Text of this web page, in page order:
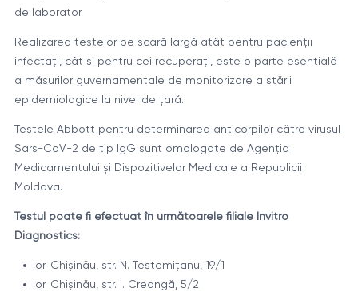
de laborator.
Realizarea testelor pe scară largă atât pentru pacienții
infectați, cât și pentru cei recuperați, este o parte esențială
a măsurilor guvernamentale de monitorizare a stării
epidemiologice la nivel de țară.
Testele Abbott pentru determinarea anticorpilor către virusul
Sars-CoV-2 de tip IgG sunt omologate de Agenția
Medicamentului și Dispozitivelor Medicale a Republicii
Moldova.
Testul poate fi efectuat în următoarele filiale Invitro
Diagnostics:
or. Chișinău, str. N. Testemițanu, 19/1
or. Chișinău, str. I. Creangă, 5/2